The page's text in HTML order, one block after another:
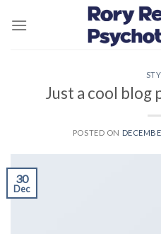
Just a cool blog
POSTED ON
30
Dec